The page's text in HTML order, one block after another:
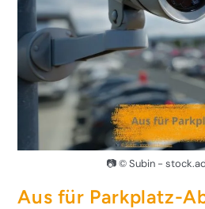
📷 © Subin -
Aus für Parkplatz-